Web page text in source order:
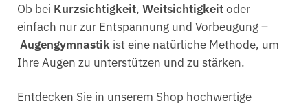
Ob bei Kurzsichtigkeit, Weitsichtigkeitoder
einfach nur zur Entspannung und Vorbeugung –
Augengymnastik ist eine natürliche Methode, um
Ihre Augen zu unterstützen und zu stärken.
Entdecken Sie in unserem Shop hochwertige